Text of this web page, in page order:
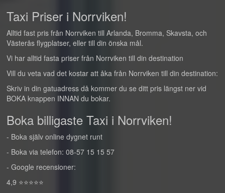
Taxi Priser i Norrviken!
Alltid fast pris från Norrviken till Arlanda, Bromma, Skavsta, och
Västerås flygplatser, eller till din önska mål.
Vi har alltid fasta priser från Norrviken till din destination
Vill du veta vad det kostar att åka från Norrviken till din destination:
Skriv in din gatuadress då kommer du se ditt pris längst ner vid
BOKA knappen INNAN du bokar.
Boka billigaste Taxi i Norrviken!
- Boka själv online dygnet runt
- Boka via telefon: 08-57 15 15 57
- Google recensioner:
4,9 ⭐⭐⭐⭐⭐